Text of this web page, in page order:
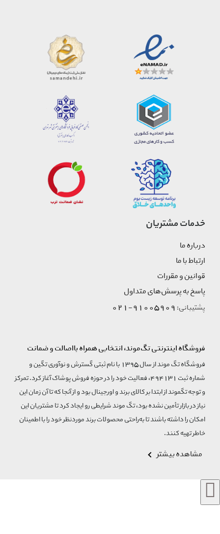
خدمات مشتریان
درباره ما
ارتباط با ما
قوانین و مقررات
پاسخ به پرسش‌های متداول
پشتیبانی:91005909-021
فروشگاه اینترنتی تگ‌موند، انتخابی همراه بااصالت و ضمانت
فروشگاه تگ موند از سال 1395 با نام ثبتی گسترش و نوآوری تگین و
شماره ثبت 494131، فعالیت خود را در حوزه فروش پوشاک آغاز کرد. تمرکز
و توجه تگموند از ابتدا بر کالای برند و اورجینال بود و از آنجا که تا آن زمان این
نیاز در بازار تأمین نشده بود، تگ موند شرایطی رو ایجاد کرد تا مشتریان این
امکان را داشته باشند تا به‌راحتی محصولات برند مورد‌نظر خود را با اطمینان
خاطر تهیه کنند.
مشاهده بیشتر